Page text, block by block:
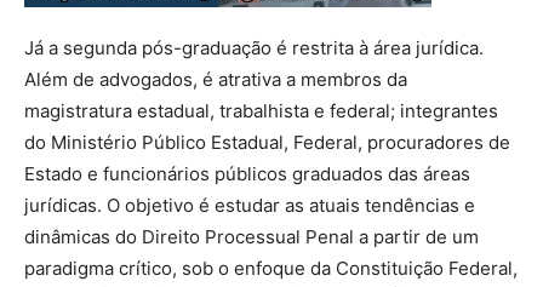
Já a segunda pós-graduação é restrita à área jurídica.
Além de advogados, é atrativa a membros da
magistratura estadual, trabalhista e federal; integrantes
do Ministério Público Estadual, Federal, procuradores de
Estado e funcionários públicos graduados das áreas
jurídicas. O objetivo é estudar as atuais tendências e
dinâmicas do Direito Processual Penal a partir de um
paradigma crítico, sob o enfoque da Constituição Federal,